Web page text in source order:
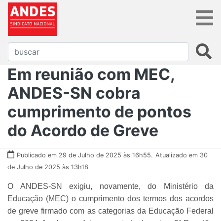
Em reunião com MEC,
ANDES-SN cobra
cumprimento de pontos
do Acordo de Greve
Publicado em 29 de Julho de 2025 às 16h55. Atualizado em 30
de Julho de 2025 às 13h18
O ANDES-SN exigiu, novamente, do Ministério da
Educação (MEC) o cumprimento dos termos dos acordos
de greve firmado com as categorias da Educação Federal